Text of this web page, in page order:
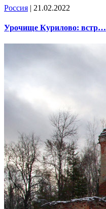
Россия | 21.02.2022
Урочище Курилово: встр…